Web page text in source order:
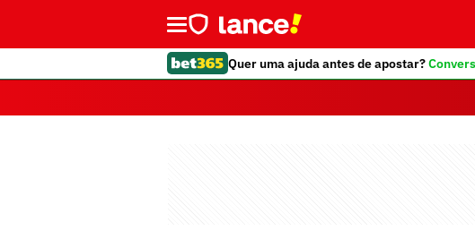
Quer uma ajuda antes de apostar?